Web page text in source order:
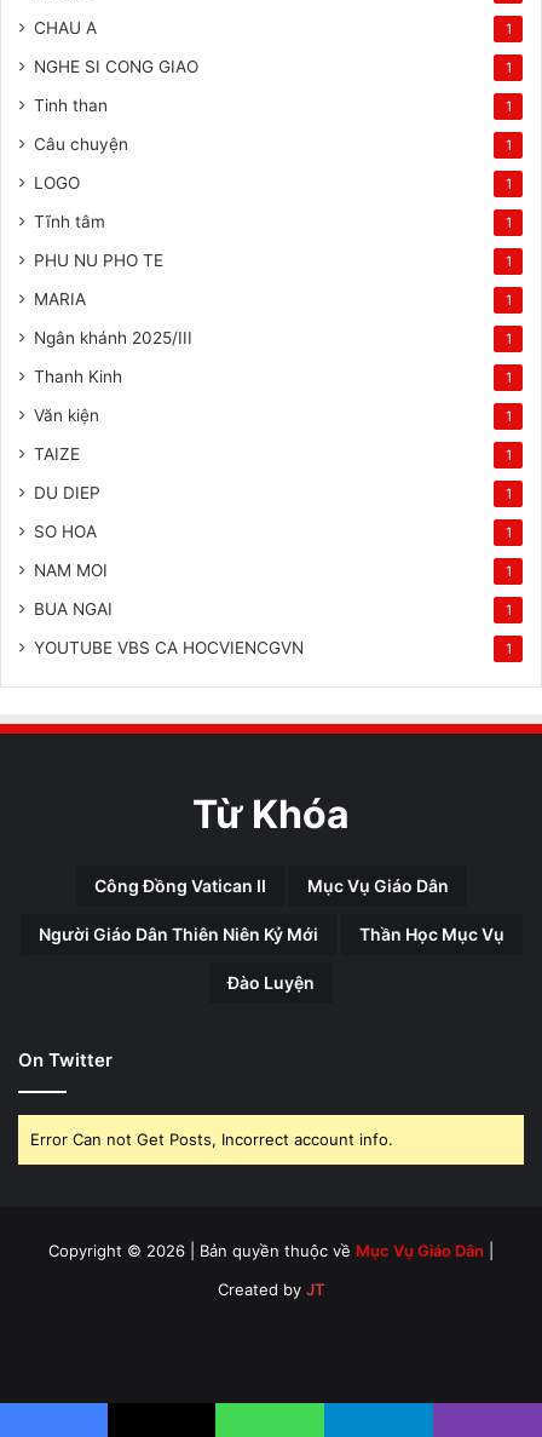
CHAU A 1
NGHE SI CONG GIAO 1
Tinh than 1
Câu chuyện 1
LOGO 1
Tĩnh tâm 1
PHU NU PHO TE 1
MARIA 1
Ngân khánh 2025/III 1
Thanh Kinh 1
Văn kiện 1
TAIZE 1
DU DIEP 1
SO HOA 1
NAM MOI 1
BUA NGAI 1
YOUTUBE VBS CA HOCVIENCGVN 1
Từ Khóa
Công Đồng Vatican II Mục Vụ Giáo Dân
Người Giáo Dân Thiên Niên Kỷ Mới Thần Học Mục Vụ
Đào Luyện
On Twitter
Error Can not Get Posts, Incorrect account info.
Copyright © 2026 | Bản quyền thuộc về Mục Vụ Giáo Dân
Created by JT